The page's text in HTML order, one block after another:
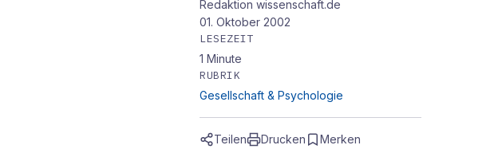
Redaktion wissenschaft.de
01. Oktober 2002
LESEZEIT
1 Minute
RUBRIK
Gesellschaft & Psychologie
Teilen Drucken Merken